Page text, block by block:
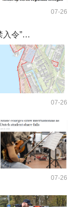
07-26
入令”…
07-26
07-26